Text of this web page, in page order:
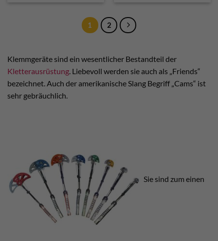
1 2
Klemmgeräte sind ein wesentlicher Bestandteil der
Kletterausrüstung. Liebevoll werden sie auch als „Friends“
bezeichnet. Auch der amerikanische Slang Begriff „Cams“ ist
sehr gebräuchlich.
Sie sind zum einen